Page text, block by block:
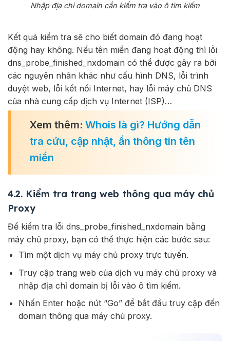
Nhập địa chỉ domain cần kiểm tra vào ô tìm kiếm
Kết quả kiểm tra sẽ cho biết domain đó đang hoạt
động hay không. Nếu tên miền đang hoạt động thì lỗi
dns_probe_finished_nxdomain có thể được gây ra bởi
các nguyên nhân khác như cấu hình DNS, lỗi trình
duyệt web, lỗi kết nối Internet, hay lỗi máy chủ DNS
của nhà cung cấp dịch vụ Internet (ISP)…
Xem thêm: Whois là gì? Hướng dẫn
tra cứu, cập nhật, ẩn thông tin tên
miền
4.2. Kiểm tra trang web thông qua máy chủ
Proxy
Để kiểm tra lỗi dns_probe_finished_nxdomain bằng
máy chủ proxy, bạn có thể thực hiện các bước sau:
Tìm một dịch vụ máy chủ proxy trực tuyến.
Truy cập trang web của dịch vụ máy chủ proxy và
nhập địa chỉ domain bị lỗi vào ô tìm kiếm.
Nhấn Enter hoặc nút “Go” để bắt đầu truy cập đến
domain thông qua máy chủ proxy.